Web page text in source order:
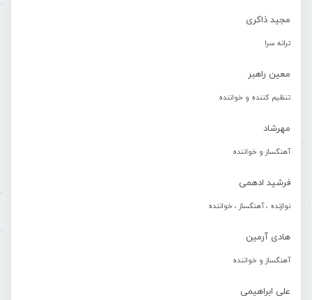
مجید ذاکری
ترانه سرا
معین راهبر
تنظیم کننده و خواننده
مهرشاد
آهنگساز و خواننده
فرشید ادهمی
نوازنده ، آهنگساز ، خواننده
هادی آرمین
آهنگساز و خواننده
علی ابراهیمی